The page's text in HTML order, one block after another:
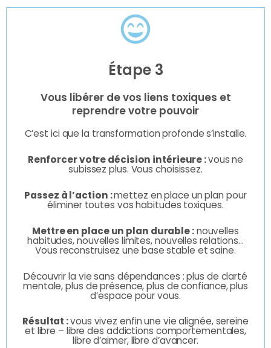
Étape 3
Vous libérer de vos liens toxiques et
reprendre votre pouvoir
C’est ici que la transformation profonde s’installe.
Renforcer votre décision intérieure :vous ne
subissez plus. Vous choisissez.
Passez à l’action :mettez en place un plan pour
éliminer toutes vos habitudes toxiques.
Mettre en place un plan durable :nouvelles
habitudes, nouvelles limites, nouvelles relations…
Vous reconstruisez une base stable et saine.
Découvrir la vie sans dépendances : plus de clarté
mentale, plus de présence, plus de confiance, plus
d’espace pour vous.
Résultat :vous vivez enfin une vie alignée, sereine
et libre – libre des addictions comportementales,
libre d’aimer, libre d’avancer.